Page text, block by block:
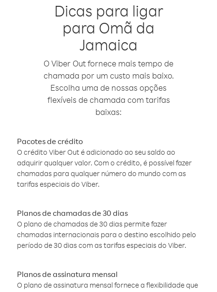
Dicas para ligar
para Omã da
Jamaica
O Viber Out fornece mais tempo de
chamada por um custo mais baixo.
Escolha uma de nossas opções
flexíveis de chamada com tarifas
baixas:
Pacotes de crédito
O crédito Viber Out é adicionado ao seu saldo ao
adquirir qualquer valor. Com o crédito, é possível fazer
chamadas para qualquer número do mundo com as
tarifas especiais do Viber.
Planos de chamadas de 30 dias
O plano de chamadas de 30 dias permite fazer
chamadas internacionais para o destino escolhido pelo
período de 30 dias com as tarifas especiais do Viber.
Planos de assinatura mensal
O plano de assinatura mensal fornece a flexibilidade que